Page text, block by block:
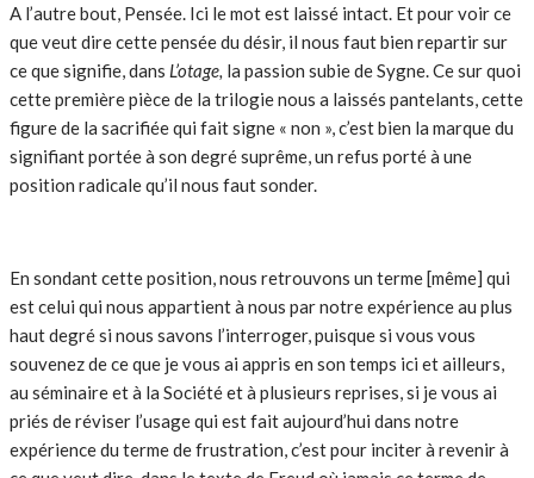
A l’autre bout, Pensée. Ici le mot est laissé intact. Et pour voir ce
que veut dire cette pensée du désir, il nous faut bien repartir sur
ce que signifie, dans L’otage, la passion subie de Sygne. Ce sur quoi
cette première pièce de la trilogie nous a laissés pantelants, cette
figure de la sacrifiée qui fait signe « non », c’est bien la marque du
signifiant portée à son degré suprême, un refus porté à une
position radicale qu’il nous faut sonder.
En sondant cette position, nous retrouvons un terme [même] qui
est celui qui nous appartient à nous par notre expérience au plus
haut degré si nous savons l’interroger, puisque si vous vous
souvenez de ce que je vous ai appris en son temps ici et ailleurs,
au séminaire et à la Société et à plusieurs reprises, si je vous ai
priés de réviser l’usage qui est fait aujourd’hui dans notre
expérience du terme de frustration, c’est pour inciter à revenir à